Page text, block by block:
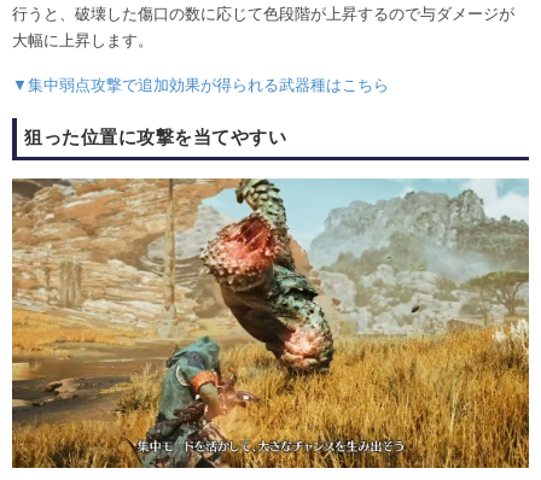
行うと、破壊した傷口の数に応じて色段階が上昇するので与ダメージが
大幅に上昇します。
▼集中弱点攻撃で追加効果が得られる武器種はこちら
狙った位置に攻撃を当てやすい